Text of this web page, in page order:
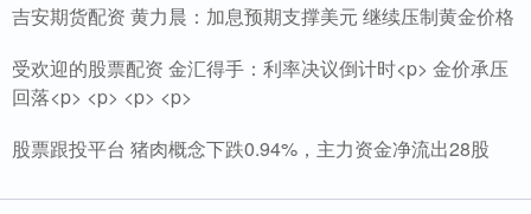
吉安期货配资 黄力晨：加息预期支撑美元 继续压制黄金价格
受欢迎的股票配资 金汇得手：利率决议倒计时<p> 金价承压
回落<p> <p> <p> <p>
股票跟投平台 猪肉概念下跌0.94%，主力资金净流出28股